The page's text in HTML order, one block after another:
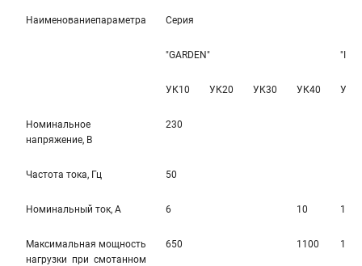
Наименованиепараметра Серия
"GARDEN"
УК10 УК20 УК30 УК40
Номинальное
напряжение, В
230
Частота тока, Гц 50
Номинальный ток, А 6 10 10
Максимальная мощность
нагрузки при смотанном
650 1100 1100